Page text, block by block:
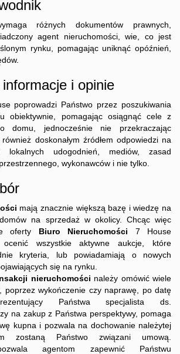
różnych dokumentów prawnych,
agent nieruchomości, wie, co jest
rynku, pomagając uniknąć opóźnień,
i opinie
poprowadzi Państwo przez poszukiwania
obiektywnie, pomagając osiągnąć cele z
domu, jednocześnie nie przekraczając
doskonałym źródłem odpowiedzi na
lokalnych udogodnień, mediów, zasad
wykonawców i nie tylko.
mają znacznie większą bazę i wiedzę na
na sprzedaż w okolicy. Chcąc więc
oferty Biuro Nieruchomości 7 House
ocenić wszystkie aktywne aukcje, które
kryteria, lub powiadamiają o nowych
się na rynku.
nieruchomości należy omówić wiele
poprzez wykończenie czy naprawę, po datę
Państwa specjalista ds.
na zakup z Państwa perspektywy, pomaga
kupna i pozwala na dochowanie należytej
zostaną Państwo związani umową.
agentom zapewnić Państwu